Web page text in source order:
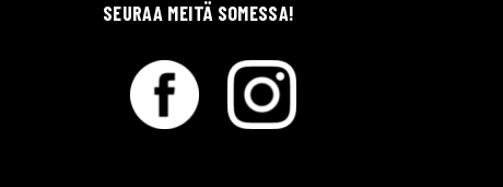
SEURAA MEITÄ SOMESSA!